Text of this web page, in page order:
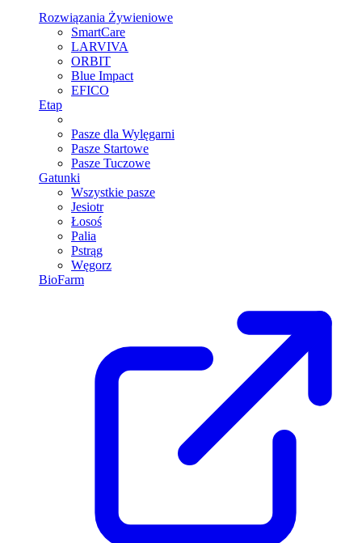
Rozwiązania Żywieniowe
SmartCare
LARVIVA
ORBIT
Blue Impact
EFICO
Etap
Pasze dla Wylęgarni
Pasze Startowe
Pasze Tuczowe
Gatunki
Wszystkie pasze
Jesiotr
Łosoś
Palia
Pstrąg
Węgorz
BioFarm